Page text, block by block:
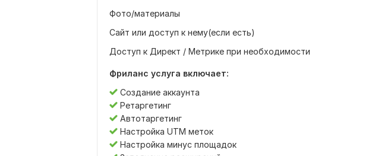
Фото/материалы
Сайт или доступ к нему(если есть)
Доступ к Директ / Метрике при необходимости
Фриланс услуга включает:
Создание аккаунта
Ретаргетинг
Автотаргетинг
Настройка UTM меток
Настройка минус площадок